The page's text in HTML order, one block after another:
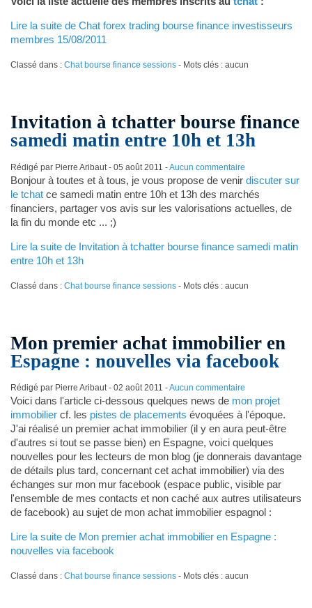
Lire la suite de Chat forex trading bourse finance investisseurs
membres 15/08/2011
Classé dans : Chat bourse finance sessions- Mots clés : aucun
Invitation à tchatter bourse finance
samedi matin entre 10h et 13h
Rédigé par Pierre Aribaut - 05 août 2011 -Aucun commentaire
Bonjour à toutes et à tous, je vous propose de venir discuter sur
le tchatce samedi matin entre 10h et 13h des marchés
financiers, partager vos avis sur les valorisations actuelles, de
la fin du monde etc ... ;)
Lire la suite de Invitation à tchatter bourse finance samedi matin
entre 10h et 13h
Classé dans : Chat bourse finance sessions- Mots clés : aucun
Mon premier achat immobilier en
Espagne : nouvelles via facebook
Rédigé par Pierre Aribaut - 02 août 2011 -Aucun commentaire
Voici dans l'article ci-dessous quelques news de mon projet
immobiliercf. les pistes de placements évoquées à l'époque.
J'ai réalisé un premier achat immobilier (il y en aura peut-être
d'autres si tout se passe bien) en Espagne, voici quelques
nouvelles pour les lecteurs de mon blog (je donnerais davantage
de détails plus tard, concernant cet achat immobilier) via des
échanges sur mon mur facebook (espace public, visible par
l'ensemble de mes contacts et non caché aux autres utilisateurs
de facebook) au sujet de mon achat immobilier espagnol :
Lire la suite de Mon premier achat immobilier en Espagne :
nouvelles via facebook
Classé dans : Chat bourse finance sessions- Mots clés : aucun